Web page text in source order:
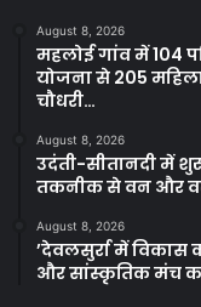
August 8, 2026
महलोई गांव में 104
योजना से 205
चौधरी…
August 8, 2026
उदंती-सीतानदी में
तकनीक से वन और
August 8, 2026
’देवलसुर्रा में विकास
और सांस्कृतिक मंच का